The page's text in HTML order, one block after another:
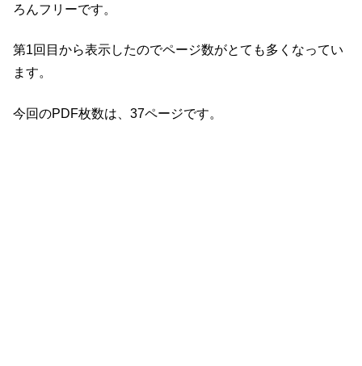
ろんフリーです。
第1回目から表示したのでページ数がとても多くなってい
ます。
今回のPDF枚数は、37ページです。